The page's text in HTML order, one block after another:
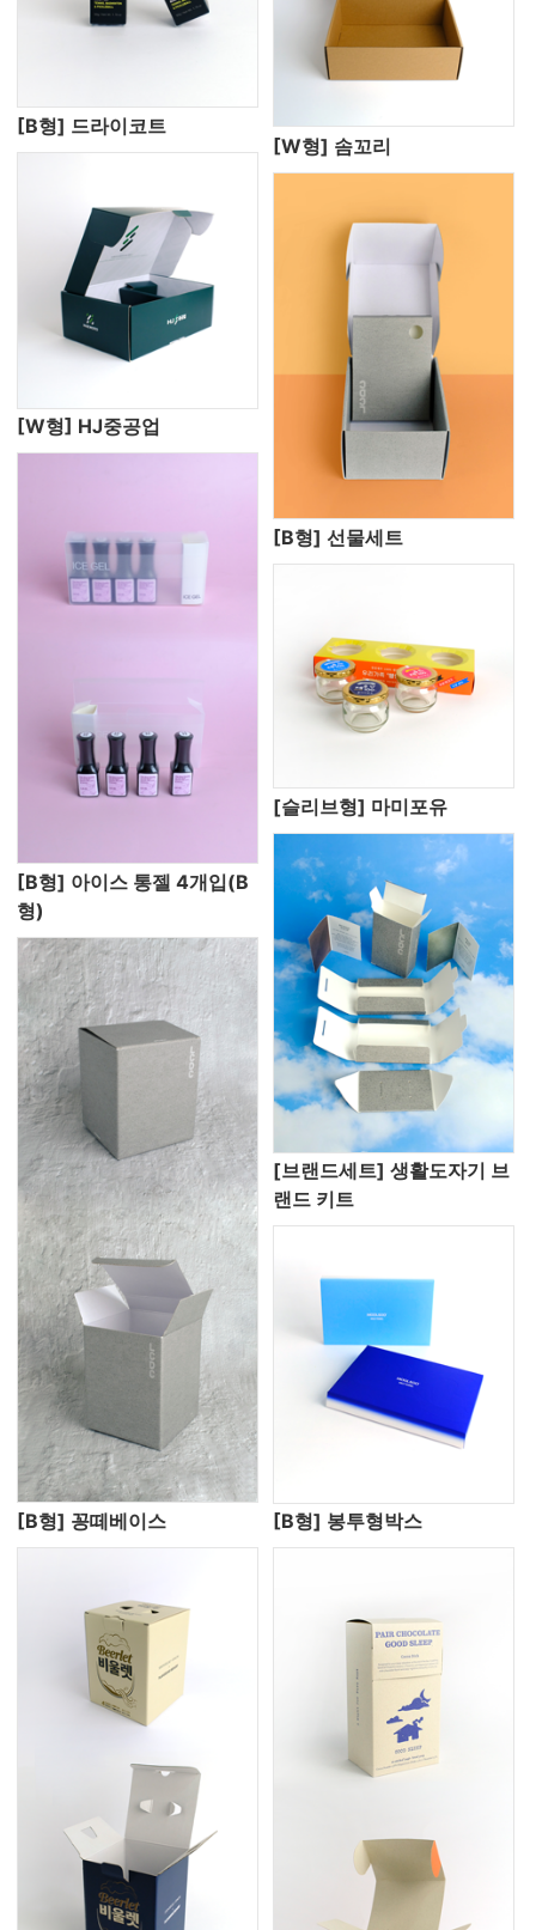
[B형] 드라이코트
[W형] 솜꼬리
[W형] HJ중공업
[B형] 선물세트
[B형] 아이스 통젤 4개입(B
형)
[슬리브형] 마미포유
[B형] 꽁떼베이스
[브랜드세트] 생활도자기 브
랜드 키트
[B형] 봉투형박스